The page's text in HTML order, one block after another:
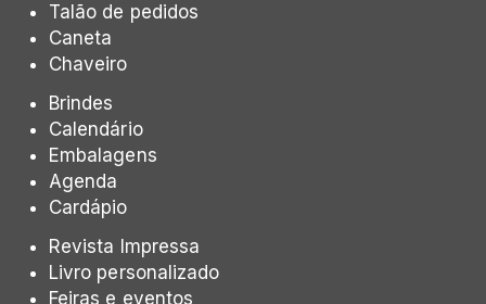
Talão de pedidos
Caneta
Chaveiro
Brindes
Calendário
Embalagens
Agenda
Cardápio
Revista Impressa
Livro personalizado
Feiras e eventos